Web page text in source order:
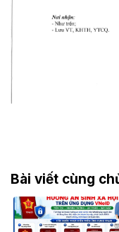
Bài viết cùng